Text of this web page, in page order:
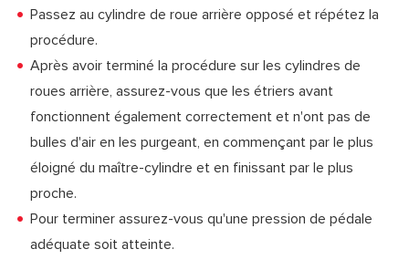
Passez au cylindre de roue arrière opposé et répétez la
procédure.
Après avoir terminé la procédure sur les cylindres de
roues arrière, assurez-vous que les étriers avant
fonctionnent également correctement et n'ont pas de
bulles d'air en les purgeant, en commençant par le plus
éloigné du maître-cylindre et en finissant par le plus
proche.
Pour terminer assurez-vous qu'une pression de pédale
adéquate soit atteinte.